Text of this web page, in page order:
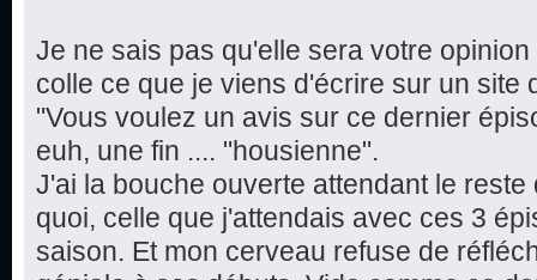
Je ne sais pas qu'elle sera votre
colle ce que je viens d'écrire sur un site
"Vous voulez un avis sur ce dernier
euh, une fin .... "housienne".
J'ai la bouche ouverte attendant le
quoi, celle que j'attendais avec ces 3
saison. Et mon cerveau refuse de